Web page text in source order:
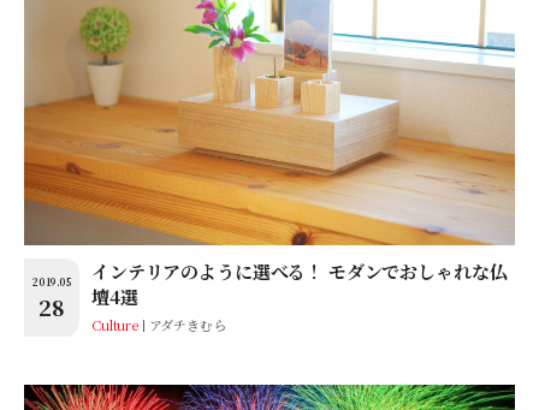
2019.05
28
インテリアのように選べる！ モダンでおしゃれな仏
壇4選
Culture アダチきむら